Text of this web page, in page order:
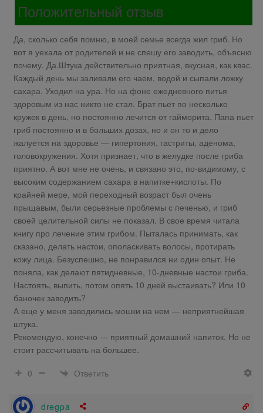
Положительный отзыв
Да, сколько себя помню, в моей семье всегда жил гриб. Но
вот я уехала от родителей и не спешу его заводить, объясню
почему. Да.Штука действительно приятная, вкусная, как квас.
Каждый день мы заливали его чаем, водой и сыпали ложку
сахара. Уходил на ура. Но на фоне ежедневного питья
здоровым из нас никто не стал. Брат пьет по несколько
кружек в день, но постоянно лечится от гайморита. Папа пьет
гриб постоянно и в больших дозах, но и он то и дело
жалуется на здоровье — гипертония, гастриты, аденома,
головокружения. Хотя признает, что в желудке после гриба
приятно. А вот мне не очень, и связано это, по-видимому, с
высоким содержанием сахара в напитке+кислоты. По
крайней мере, мой переходный возраст был очень
прыщавым, были серьезные проблемы с печенью, и гриб
своей целительной силы не показал. В свое время читала
книгу про лечение этим грибом. Пыталась принимать, как
сказано, делать настои, ополаскивать волосы, протирать
кожу лица. Безуспешно, не понравился ни один опыт. Не
поняла, как делают пятидневные, 10-дневные настои гриба.
Настоять, выпить, потом опять 10 дней выстаивать? Или 10
баночек заводить?
А еще у меня заводились мошки на нем — неприятнейшая
штука.
Рекомендую, конечно — приятный домашний напиток. Но не
стоит рассчитывать на большее.
0
Ответить
dregpa